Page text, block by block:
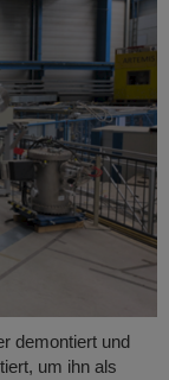
demontiert und
um ihn als